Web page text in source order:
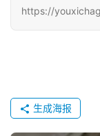
第
十
https://
生成海报